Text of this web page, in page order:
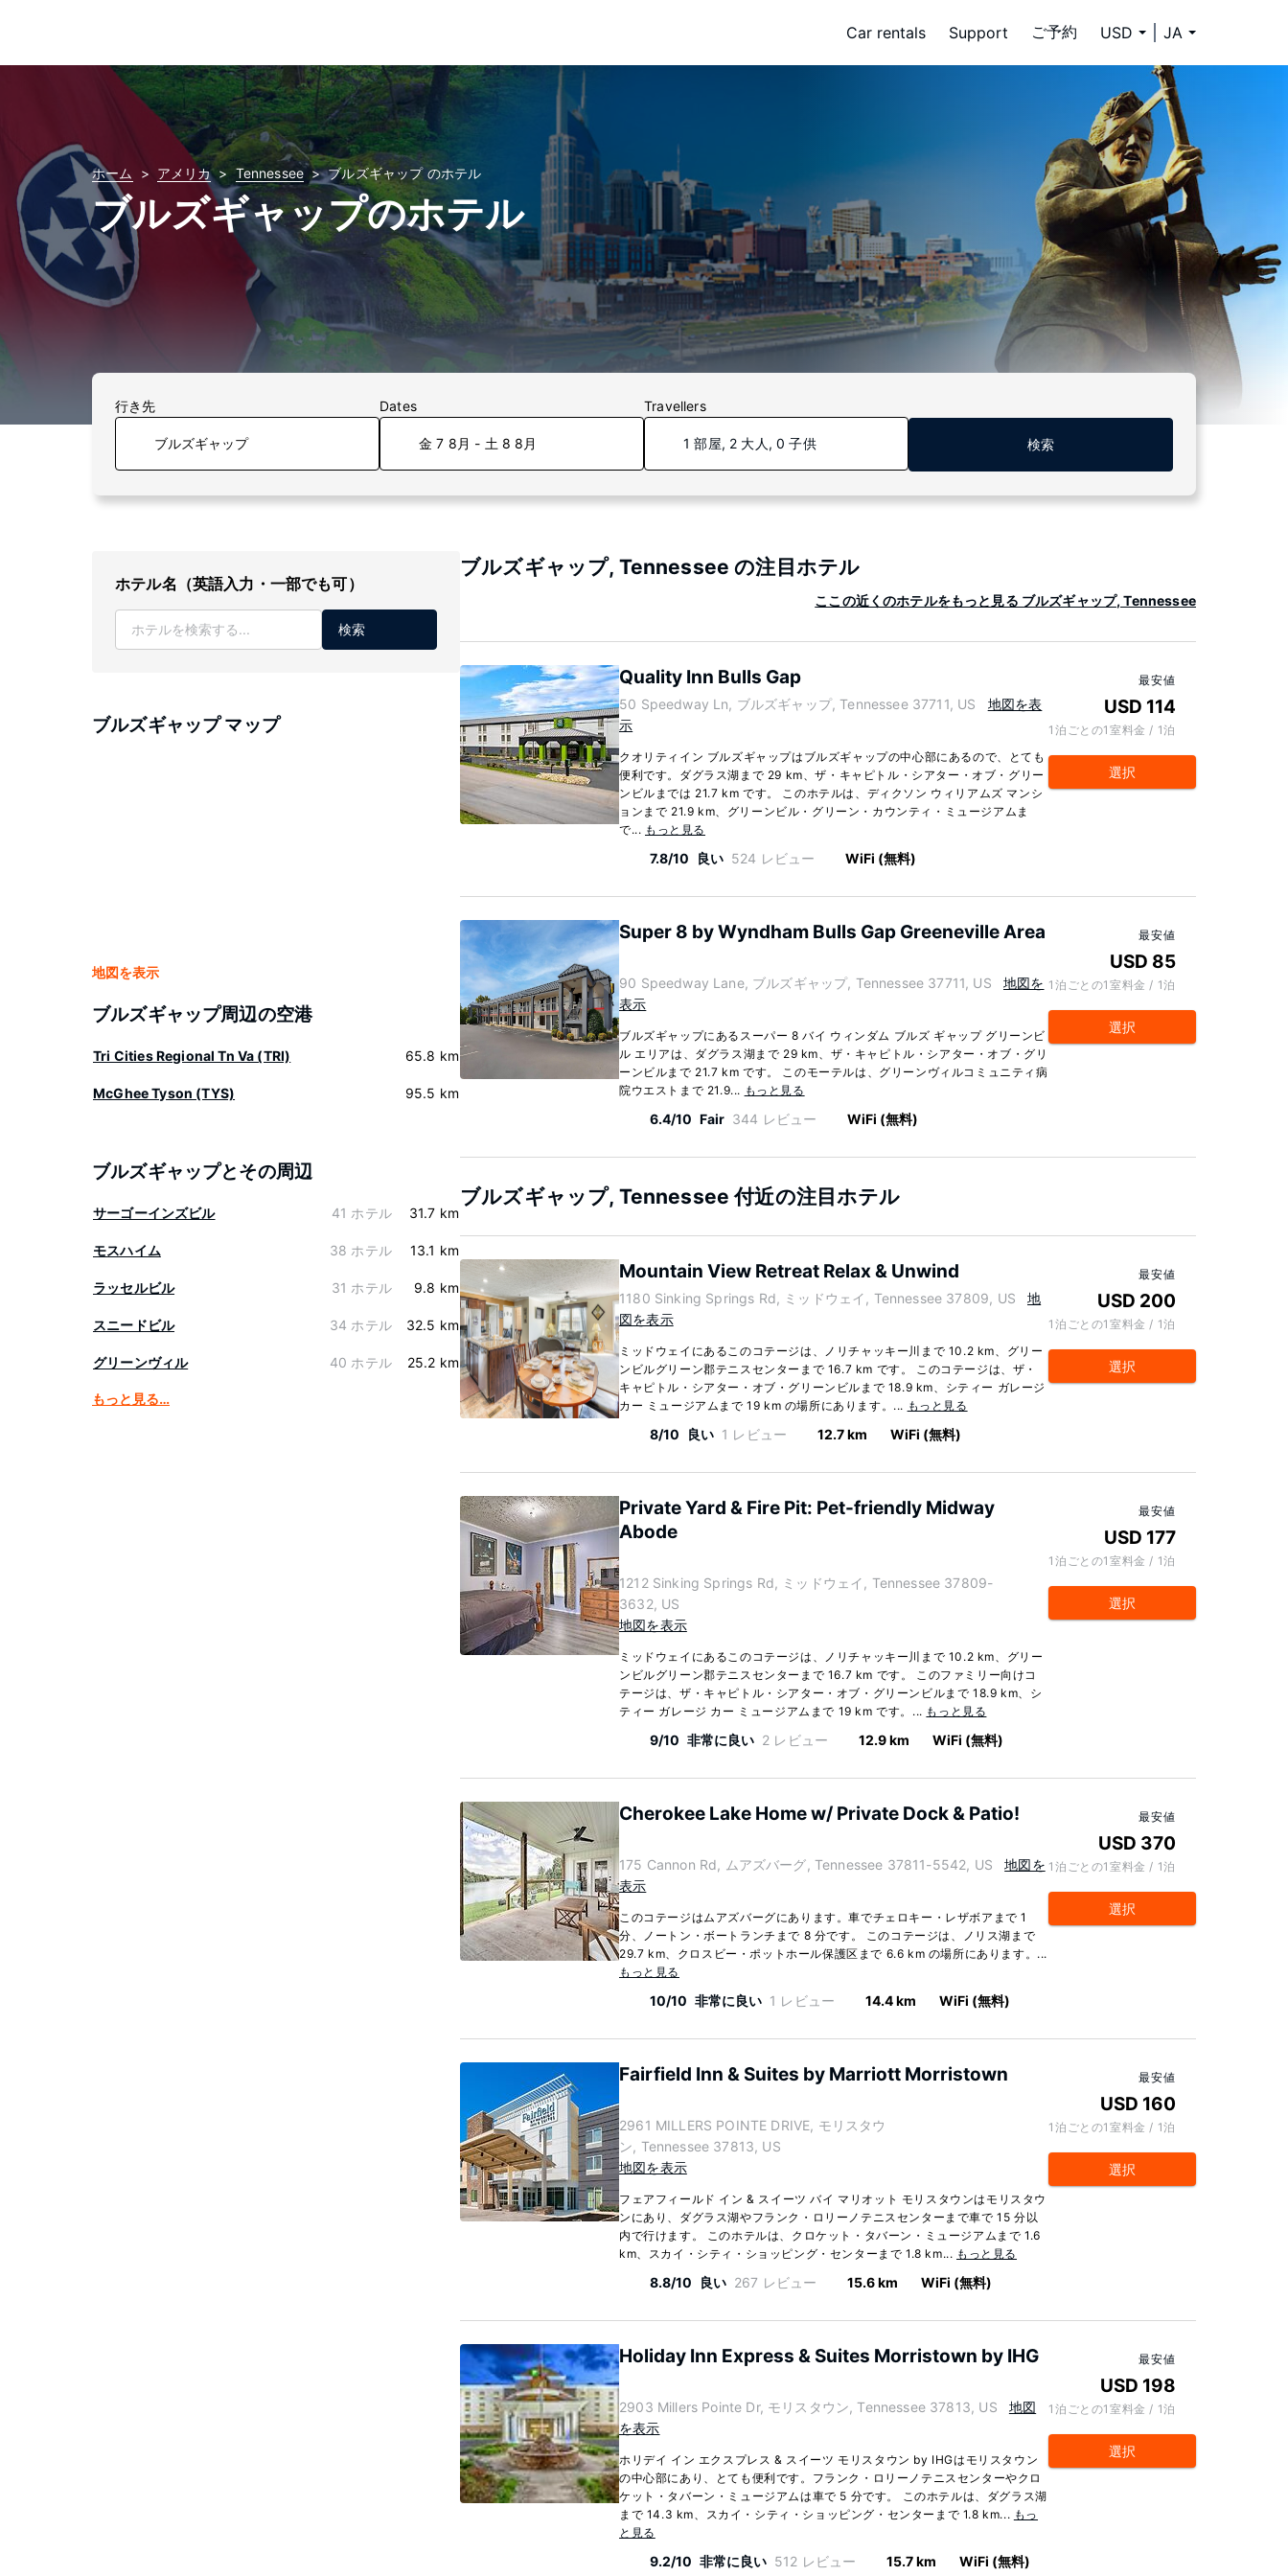
Car rentals Support ご予約 USD JA
ホーム アメリカ Tennessee ブルズギャップ のホテル
ブルズギャップのホテル
行き先 Dates
金 7 8月 - 土 8 8月
Travellers
1 部屋, 2 大人, 0 子供 検索
ホテル名（英語入力・一部でも可）
検索
ブルズギャップ マップ
地図を表示
ブルズギャップ周辺の空港
Tri Cities Regional Tn Va (TRI) 65.8 km
McGhee Tyson (TYS) 95.5 km
ブルズギャップとその周辺
サーゴーインズビル 41 ホテル 31.7 km
モスハイム 38 ホテル 13.1 km
ラッセルビル 31 ホテル 9.8 km
スニードビル 34 ホテル 32.5 km
グリーンヴィル 40 ホテル 25.2 km
もっと見る…
ブルズギャップ, Tennessee の注目ホテル
ここの近くのホテルをもっと見る ブルズギャップ, Tennessee
Quality Inn Bulls Gap
50 Speedway Ln, ブルズギャップ, Tennessee 37711, US
地図を表
示
クオリティイン ブルズギャップはブルズギャップの中心部にあるので、とても
便利です。ダグラス湖まで 29 km、ザ・キャピトル・シアター・オブ・グリー
ンビルまでは 21.7 km です。 このホテルは、ディクソン ウィリアムズ マンシ
ョンまで 21.9 km、グリーンビル・グリーン・カウンティ・ミュージアムま
で... もっと見る
7.8/10 良い 524 レビュー WiFi (無料)
最安値
USD 114
1泊ごとの1室料金 / 1泊
選択
Super 8 by Wyndham Bulls Gap Greeneville Area
90 Speedway Lane, ブルズギャップ, Tennessee 37711, US
地図を
表示
ブルズギャップにあるスーパー 8 バイ ウィンダム ブルズ ギャップ グリーンビ
ル エリアは、ダグラス湖まで 29 km、ザ・キャピトル・シアター・オブ・グリ
ーンビルまで 21.7 km です。 このモーテルは、グリーンヴィルコミュニティ病
院ウエストまで 21.9... もっと見る
6.4/10 Fair 344 レビュー WiFi (無料)
最安値
USD 85
1泊ごとの1室料金 / 1泊
選択
ブルズギャップ, Tennessee 付近の注目ホテル
Mountain View Retreat Relax & Unwind
1180 Sinking Springs Rd, ミッドウェイ, Tennessee 37809, US
地
図を表示
ミッドウェイにあるこのコテージは、ノリチャッキー川まで 10.2 km、グリー
ンビルグリーン郡テニスセンターまで 16.7 km です。 このコテージは、ザ・
キャピトル・シアター・オブ・グリーンビルまで 18.9 km、シティー ガレージ
カー ミュージアムまで 19 km の場所にあります。... もっと見る
8/10 良い 1 レビュー 12.7 km WiFi (無料)
最安値
USD 200
1泊ごとの1室料金 / 1泊
選択
Private Yard & Fire Pit: Pet-friendly Midway
Abode
1212 Sinking Springs Rd, ミッドウェイ, Tennessee 37809-
3632, US
地図を表示
ミッドウェイにあるこのコテージは、ノリチャッキー川まで 10.2 km、グリー
ンビルグリーン郡テニスセンターまで 16.7 km です。 このファミリー向けコ
テージは、ザ・キャピトル・シアター・オブ・グリーンビルまで 18.9 km、シ
ティー ガレージ カー ミュージアムまで 19 km です。... もっと見る
9/10 非常に良い 2 レビュー 12.9 km WiFi (無料)
最安値
USD 177
1泊ごとの1室料金 / 1泊
選択
Cherokee Lake Home w/ Private Dock & Patio!
175 Cannon Rd, ムアズバーグ, Tennessee 37811-5542, US
地図を
表示
このコテージはムアズバーグにあります。車でチェロキー・レザボアまで 1
分、ノートン・ボートランチまで 8 分です。 このコテージは、ノリス湖まで
29.7 km、クロスビー・ポットホール保護区まで 6.6 km の場所にあります。...
もっと見る
10/10 非常に良い 1 レビュー 14.4 km WiFi (無料)
最安値
USD 370
1泊ごとの1室料金 / 1泊
選択
Fairfield Inn & Suites by Marriott Morristown
2961 MILLERS POINTE DRIVE, モリスタウ
ン, Tennessee 37813, US
地図を表示
フェアフィールド イン & スイーツ バイ マリオット モリスタウンはモリスタウ
ンにあり、ダグラス湖やフランク・ロリーノテニスセンターまで車で 15 分以
内で行けます。 このホテルは、クロケット・タバーン・ミュージアムまで 1.6
km、スカイ・シティ・ショッピング・センターまで 1.8 km... もっと見る
8.8/10 良い 267 レビュー 15.6 km WiFi (無料)
最安値
USD 160
1泊ごとの1室料金 / 1泊
選択
Holiday Inn Express & Suites Morristown by IHG
2903 Millers Pointe Dr, モリスタウン, Tennessee 37813, US
地図
を表示
ホリデイ イン エクスプレス & スイーツ モリスタウン by IHGはモリスタウン
の中心部にあり、とても便利です。フランク・ロリーノテニスセンターやクロ
ケット・タバーン・ミュージアムは車で 5 分です。 このホテルは、ダグラス湖
まで 14.3 km、スカイ・シティ・ショッピング・センターまで 1.8 km... もっ
と見る
9.2/10 非常に良い 512 レビュー 15.7 km WiFi (無料)
最安値
USD 198
1泊ごとの1室料金 / 1泊
選択